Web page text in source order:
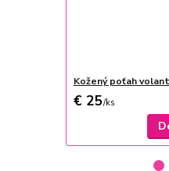
Kožený poťah
€ 25/ks